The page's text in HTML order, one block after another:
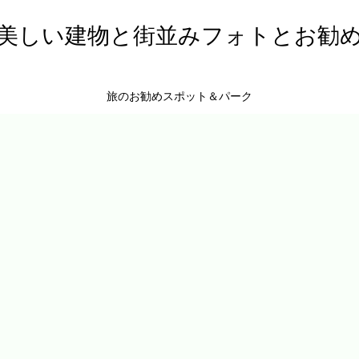
しい建物と街並みフォトとお勧
旅のお勧めスポット＆パーク